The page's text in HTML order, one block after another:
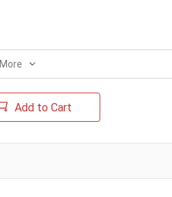
More
Add to Cart